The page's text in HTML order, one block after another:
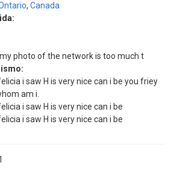
, Canada
photo of the network is too much t
i saw H is very nice can i be you friey
am i.
i saw H is very nice can i be
i saw H is very nice can i be